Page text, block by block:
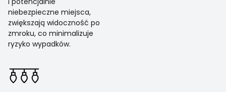
niebezpieczne miejsca,
zwiększają widoczność po
zmroku, co minimalizuje
ryzyko wypadków.